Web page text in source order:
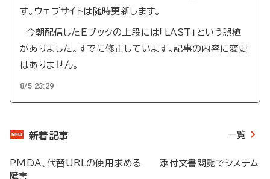
す。ウェブサイトは随時更新します。
今朝配信したEブックの上段には「LAST」という誤植
がありました。すでに修正しています。記事の内容に変更
はありません。
8/5 23:29
新着記事 一覧
PMDA、代替URLの使用求める 添付文書閲覧でシステム
障害